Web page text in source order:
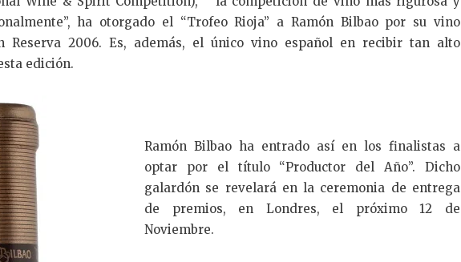
n
ha otorgado el “Trofeo Rioja” a Ramón Bilbao por su vino
Reserva 2006. Es, además, el único vino español en recibir tan alto
edición.
Ramón Bilbao ha entrado así en los finalistas a
optar por el título “Productor del Año”. Dicho
galardón se revelará en la ceremonia de entrega
de premios, en Londres, el próximo 12 de
Noviembre.